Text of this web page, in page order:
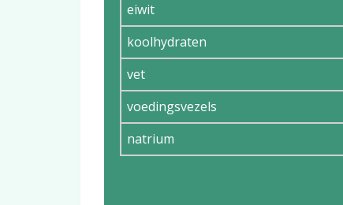
eiwit
koolhydraten
vet
voedingsvezels
natrium